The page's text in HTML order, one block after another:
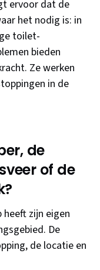
ervoor dat de
het nodig is: in
toilet-
bieden
Ze werken
in de
de
of de
zijn eigen
De
de locatie en